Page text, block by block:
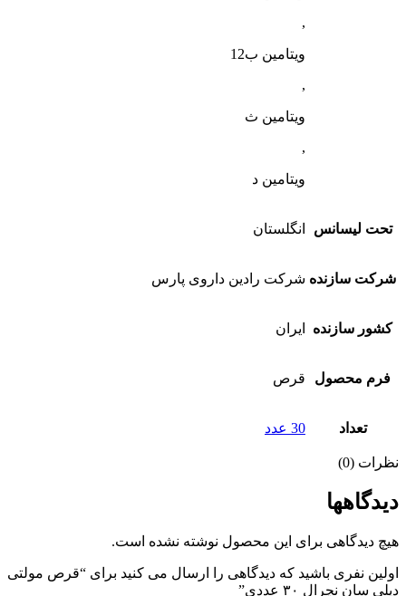
,
ویتامین ب12
,
ویتامین ث
,
ویتامین د
تحت لیسانس انگلستان
شرکت سازنده شرکت رادین داروی پارس
کشور سازنده ایران
فرم محصول قرص
تعداد 30 عدد
نظرات (0)
دیدگاهها
هیچ دیدگاهی برای این محصول نوشته نشده است.
اولین نفری باشید که دیدگاهی را ارسال می کنید برای “قرص مولتی
دیلی سان نچرال ۳۰ عددی”